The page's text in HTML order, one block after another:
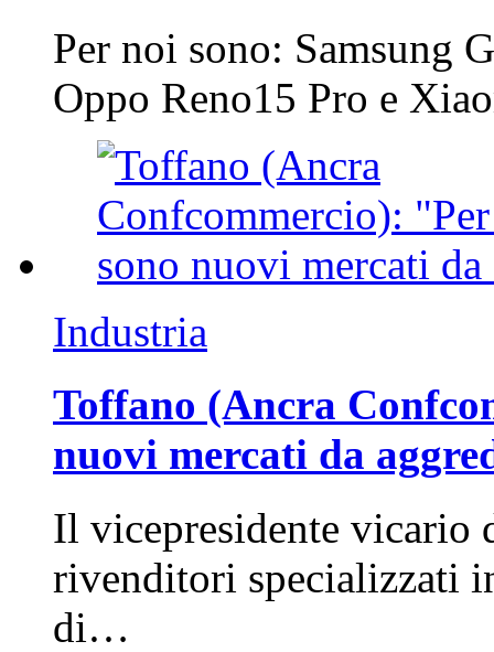
Per noi sono: Samsung
Oppo Reno15 Pro e
Industria
Toffano (Ancra
nuovi mercati da
Il vicepresidente vicario
rivenditori specializzati
di…